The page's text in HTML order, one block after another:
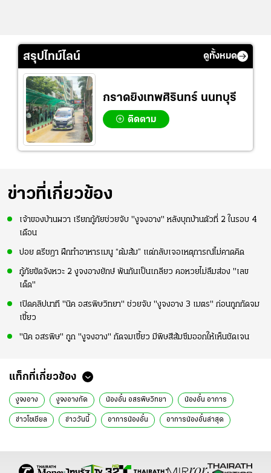
สรุปไทม์ไลน์ ดูทั้งหมด
กราดยิงเทพศิรินทร์ นนทบุรี
ติดตาม
ข่าวที่เกี่ยวข้อง
เจ้าของบ้านผวา เรียกกู้ภัยช่วยจับ "งูจงอาง" หลังบุกบ้านตัวที่ 2 ในรอบ 4
เดือน
ปอย ตรีชฎา ฝึกทำอาหารเมนู “ต้มส้ม” แต่กลับเจอเหตุการณ์ไม่คาดคิด
กู้ภัยขัดจังหวะ 2 งูจงอางยักษ์ พันกันเป็นเกลียว คอหวยไม่ลืมส่อง "เลข
เด็ด"
เปิดคลิปนาที "นิค อสรพิษวิทยา" ช่วยจับ "งูจงอาง 3 เมตร" ก่อนถูกกัดจม
เขี้ยว
"นิค อสรพิษ" ถูก "งูจงอาง" กัดจมเขี้ยว มีพิษสีส้มซึมออกให้เห็นชัดเจน
แท็กที่เกี่ยวข้อง
งูจงอาง งูจงอางกัด น้องอั๋น อสรพิษวิทยา น้องอั๋น อาการ
ข่าวโซเชียล ข่าววันนี้ อาการน้องอั๋น อาการน้องอั๋นล่าสุด